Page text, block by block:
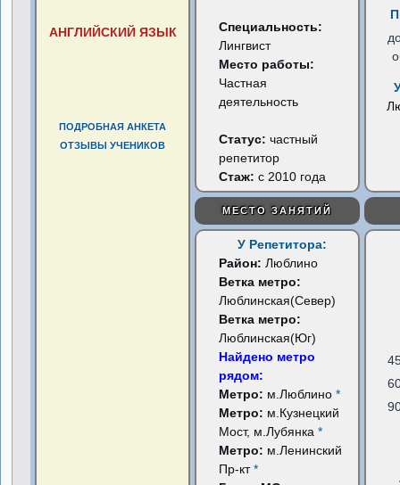
АНГЛИЙСКИЙ ЯЗЫК
ПОДРОБНАЯ АНКЕТА
ОТЗЫВЫ УЧЕНИКОВ
Специальность:
Лингвист
Место работы:
Частная
деятельность
Статус:частный
репетитор
Стаж: с 2010 года
МЕСТО ЗАНЯТИЙ
У Репетитора:
Район:Люблино
Ветка метро:
Люблинская(Север)
Ветка метро:
Люблинская(Юг)
Найдено метро
рядом:
Метро: м.Люблино*
Метро: м.Кузнецкий
Мост, м.Лубянка*
Метро: м.Ленинский
Пр-кт*